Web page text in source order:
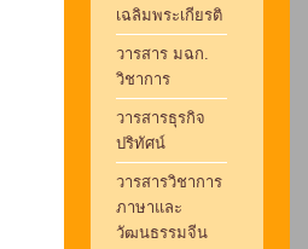
เฉลิมพระเกียรติ
วารสาร มฉก.
วิชาการ
วารสารธุรกิจ
ปริทัศน์
วารสารวิชาการ
ภาษาและ
วัฒนธรรมจีน